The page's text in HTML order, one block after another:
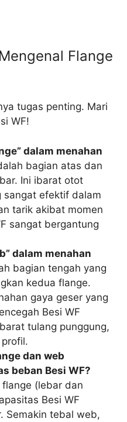
Flange
tugas penting. Mari
WF!
dalam menahan
bagian atas dan
Ini ibarat otot
sangat efektif dalam
tarik akibat momen
sangat bergantung
dalam menahan
bagian tengah yang
kedua flange.
gaya geser yang
Besi WF
tulang punggung,
dan web
beban Besi WF?
(lebar dan
Besi WF
Semakin tebal web,